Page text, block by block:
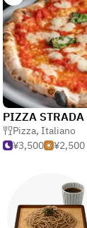
PIZZA STRADA
Pizza, Italiano
¥3,500
¥2,500